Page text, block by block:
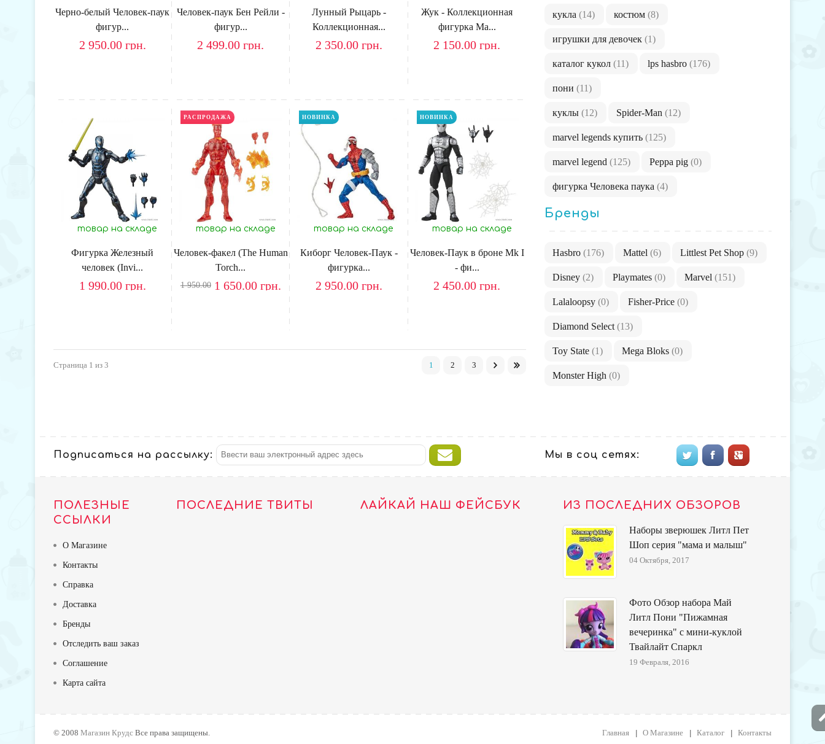
Черно-белый Человек-паук
фигур...
2 950.00 грн.
Человек-паук Бен Рейли -
фигур...
2 499.00грн.
Лунный Рыцарь -
Коллекционная...
2 350.00 грн.
Жук - Коллекционная
фигурка Ma...
2 150.00грн.
товар на складе
Фигурка Железный
человек (Invi...
1 990.00 грн.
НОВИНКА
РАСПРОДАЖА
товар на складе
Человек-факел (The Human
Torch...
1 950.001 650.00 грн.
НОВИНКА
товар на складе
Киборг Человек-Паук -
фигурка...
2 950.00 грн.
НОВИНКА
товар на складе
Человек-Паук в броне Mk I
- фи...
2 450.00грн.
Страница 1 из 3 1 2 3
кукла (14) костюм (8)
игрушки для девочек (1)
каталог кукол (11) lps hasbro (176)
пони (11)
куклы (12) Spider-Man (12)
marvel legends купить (125)
marvel legend (125) Peppa pig (0)
фигурка Человека паука (4)
Бренды
Hasbro (176) Mattel (6) Littlest Pet Shop (9)
Disney (2) Playmates (0) Marvel (151)
Lalaloopsy (0) Fisher-Price (0)
Diamond Select (13)
Toy State (1) Mega Bloks (0)
Monster High (0)
Подписаться на рассылку: Мы в соц сетях:
ПОЛЕЗНЫЕ
ССЫЛКИ
О Магазине
Контакты
Справка
Доставка
Бренды
Отследить ваш заказ
Соглашение
Карта сайта
ПОСЛЕДНИЕ ТВИТЫ ЛАЙКАЙ НАШ ФЕЙСБУК ИЗ ПОСЛЕДНИХ ОБЗОРОВ
Наборы зверюшек Литл Пет
Шоп серия "мама и малыш"
04 Октября, 2017
Фото Обзор набора Май
Литл Пони "Пижамная
вечеринка" с мини-куклой
Твайлайт Спаркл
19 Февраля, 2016
© 2008 Магазин Крудс Все права защищены. Главная О Магазине Каталог Контакты